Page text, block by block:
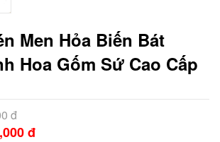
Men Hỏa Biến Bát
Hoa Gốm Sứ Cao Cấp
đ
đ